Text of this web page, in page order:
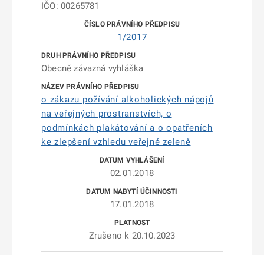
IČO: 00265781
1/2017
Obecně závazná vyhláška
o zákazu požívání alkoholických nápojů
na veřejných prostranstvích, o
podmínkách plakátování a o opatřeních
ke zlepšení vzhledu veřejné zeleně
02.01.2018
17.01.2018
Zrušeno k 20.10.2023